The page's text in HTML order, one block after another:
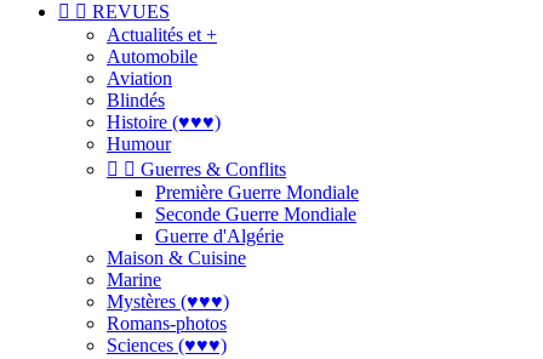
  REVUES
Actualités et +
Automobile
Aviation
Blindés
Histoire (♥♥♥)
Humour
  Guerres & Conflits
Première Guerre Mondiale
Seconde Guerre Mondiale
Guerre d'Algérie
Maison & Cuisine
Marine
Mystères (♥♥♥)
Romans-photos
Sciences (♥♥♥)